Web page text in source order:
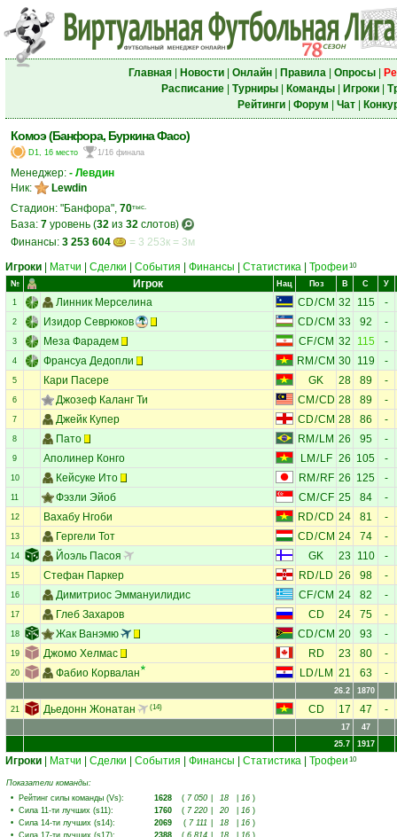
Главная| Новости| Онлайн| Правила| Опросы|
Расписание| Турниры| Команды| Игроки|
Рейтинги| Форум Чат|
Комоэ (Банфора, Буркина Фасо)
D1, 16 место 1/16 финала
Менеджер: - Левдин
Ник:
Lewdin
Стадион: "Банфора", 70тыс.
База: 7 уровень (32 из 32 слотов)
Финансы: 3 253 604
= 3 253к = 3м
Игроки
Матчи Сделки События Финансы Статистика Трофеи 10
№ Игрок Нац Поз В С У
1 Линник Мерселина CD/CM 32 115 -
2 Изидор Севрюков CD/CM 33 92 -
3 Меза Фарадем CF/CM 32 115 -
4 Франсуа Дедопли RM /CM 30 119 -
5 Кари Пасере GK 28 89 -
6 Джозеф Каланг Ти CM /CD 28 89 -
7 Джейк Купер CD/CM 28 86 -
8 Пато RM / LM 26 95 -
9 Аполинер Конго LM /LF 26 105 -
10 Кейсуке Ито RM /RF 26 125 -
11 Фэзли Эйоб CM /CF 25 84 -
12 Вахабу Нгоби RD/CD 24 81 -
13 Гергели Тот CD/CM 24 74 -
14 Йоэль Пасоя GK 23 110 -
15 Стефан Паркер RD/ LD 26 98 -
16 Димитриос Эммануилидис CF/CM 24 82 -
17 Глеб Захаров CD 24 75 -
18 Жак Ванэмю CD/CM 20 93 -
19 Джомо Хелмас RD 23 80 -
20 Фабио Корвалан LD/LM 21 63 -
26.2 1870
21 Дьедонн Жонатан (14) CD 17 47 -
17
47
25.7
1917
Игроки Матчи Сделки События Финансы Статистика Трофеи 10
Показатели команды:
• Рейтинг силы команды (Vs): 1628 ( 7 050 18 16 )
• Сила 11-ти лучших (s11): 1760 ( 7 220 20 16 )
• Сила 14-ти лучших (s14): 2069 ( 7 111 18 16 )
• Сила 17-ти лучших (s17): 2388 ( 6 814 18 16 )